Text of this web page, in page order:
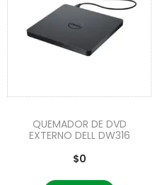
QUEMADOR DE DVD
EXTERNO DELL DW316
$0